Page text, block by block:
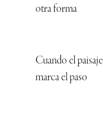
otra forma
Cuando el paisaje
marca el paso